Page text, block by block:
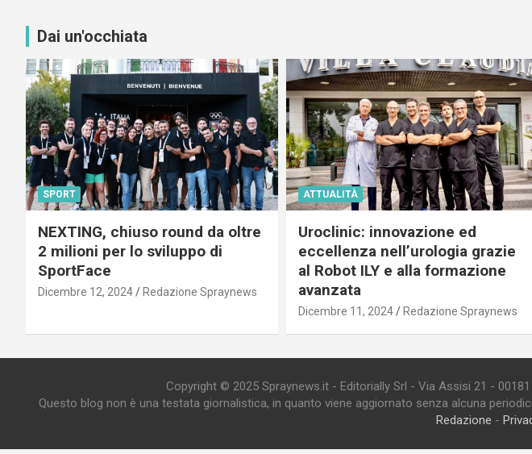
articoli
Dai un'occhiata
SPORT
NEXTING, chiuso round da oltre
2 milioni per lo sviluppo di
SportFace
Dicembre 12, 2024 Redazione Spraynews
ATTUALITÀ
Uroclinic: innovazione ed
eccellenza nell’urologia grazie
al Robot ILY e alla formazione
avanzata
Dicembre 11, 2024 Redazione Spraynews
Copyright © 2025 Spraynews.it - Editorially Srl - Via Assisi 21 -
Questo blog non è una testata giornalistica, in quanto viene aggiornato senza alcuna
Redazione -